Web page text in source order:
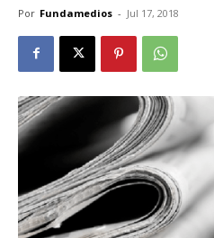
Por Fundamedios - Jul 17, 2018